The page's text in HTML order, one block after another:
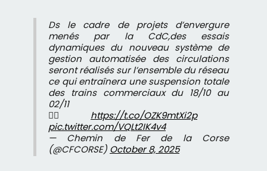
Ds le cadre de projets d’envergure
menés par la CdC,des essais
dynamiques du nouveau système de
gestion automatisée des circulations
seront réalisés sur l’ensemble du réseau
ce qui entraînera une suspension totale
des trains commerciaux du 18/10 au
02/11
👉🏻 https://t.co/OZK9mtXi2p
pic.twitter.com/VQLt2IK4v4
— Chemin de Fer de la Corse
(@CFCORSE) October 8, 2025